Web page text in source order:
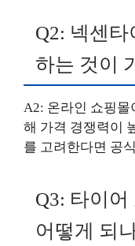
Q2: 넥센타
하는 것이
A2: 온라인 쇼핑몰
해 가격 경쟁력이
를 고려한다면 공
Q3: 타이
어떻게 되